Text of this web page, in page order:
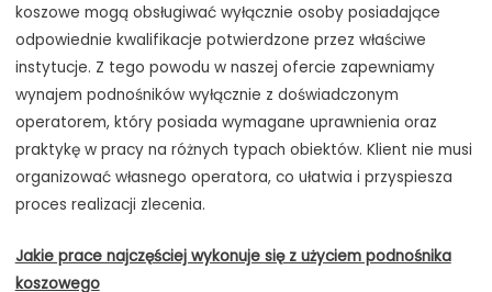
koszowe mogą obsługiwać wyłącznie osoby posiadające
odpowiednie kwalifikacje potwierdzone przez właściwe
instytucje. Z tego powodu w naszej ofercie zapewniamy
wynajem podnośników wyłącznie z doświadczonym
operatorem, który posiada wymagane uprawnienia oraz
praktykę w pracy na różnych typach obiektów. Klient nie musi
organizować własnego operatora, co ułatwia i przyspiesza
proces realizacji zlecenia.
Jakie prace najczęściej wykonuje się z użyciem podnośnika
koszowego